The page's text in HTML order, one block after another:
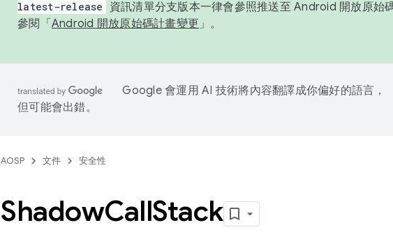
latest-release
資訊清單分支版本一律會參照推送至 Android 開放原始
參閱「 Android 開放原始碼計畫變更 」。
Google 會運用 AI 技術將內容翻譯成你偏好的語言，
但可能會出錯。
AOSP 文件 安全性
ShadowCallStack